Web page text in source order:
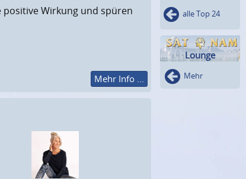
positive Wirkung und spüren
Mehr Info ...
alle Top 24
Lounge
Mehr